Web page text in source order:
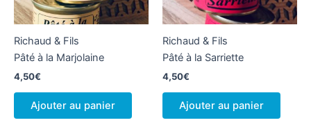
Richaud & Fils
Pâté à la Marjolaine
4,50€
Ajouter au panier
Richaud & Fils
Pâté à la Sarriette
4,50€
Ajouter au panier